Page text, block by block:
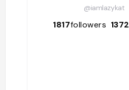
@iamlazykat
1817followers 1372